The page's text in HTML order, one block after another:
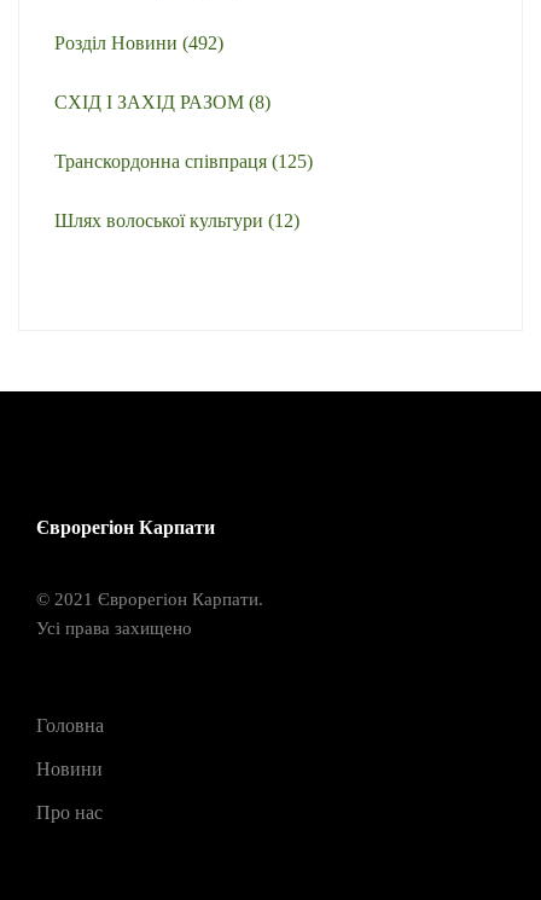
Розділ Новини (492)
СХІД І ЗАХІД РАЗОМ (8)
Транскордонна співпраця (125)
Шлях волоської культури (12)
Єврорегіон Карпати
© 2021 Єврорегіон Карпати.
Усі права захищено
Головна
Новини
Про нас